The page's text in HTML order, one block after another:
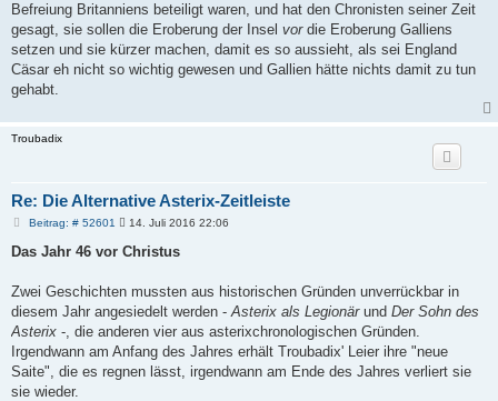
Befreiung Britanniens beteiligt waren, und hat den Chronisten seiner Zeit
gesagt, sie sollen die Eroberung der Insel vordie Eroberung Galliens
setzen und sie kürzer machen, damit es so aussieht, als sei England
Cäsar eh nicht so wichtig gewesen und Gallien hätte nichts damit zu tun
gehabt.
Troubadix
Re: Die Alternative Asterix-Zeitleiste
Beitrag: # 52601 B
i
a
14. Juli 2016 22:06
Das Jahr 46 vor Christus
Zwei Geschichten mussten aus historischen Gründen unverrückbar in
diesem Jahr angesiedelt werden - Asterix als Legionärund Der Sohn des
Asterix -, die anderen vier aus asterixchronologischen Gründen.
Irgendwann am Anfang des Jahres erhält Troubadix' Leier ihre "neue
Saite", die es regnen lässt, irgendwann am Ende des Jahres verliert sie
sie wieder.